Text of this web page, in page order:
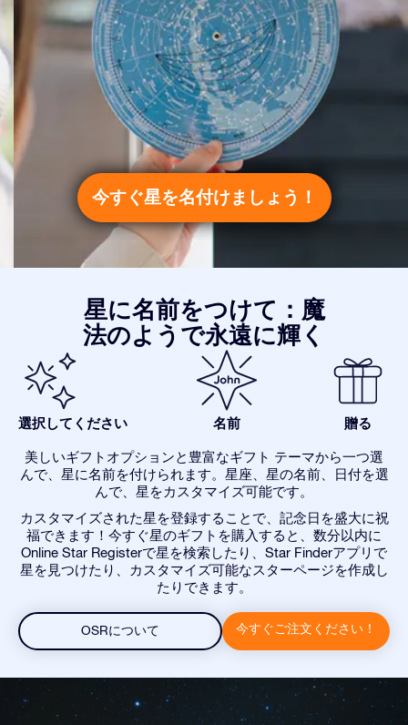
今すぐ星を名付けましょう！
星に名前をつけて：魔
法のようで永遠に輝く
選択してください 名前 贈る
美しいギフトオプションと豊富なギフト テーマから一つ選
んで、星に名前を付けられます。星座、星の名前、日付を選
んで、星をカスタマイズ可能です。
カスタマイズされた星を登録することで、記念日を盛大に祝
福できます！今すぐ星のギフトを購入すると、数分以内に
Online Star Registerで星を検索したり、Star Finderアプリで
星を見つけたり、カスタマイズ可能なスターページを作成し
たりできます。
OSRについて 今すぐご注文ください！